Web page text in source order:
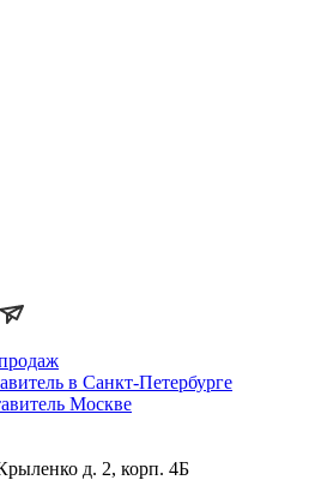
в Санкт-Петербурге
Москве
д. 2, корп. 4Б